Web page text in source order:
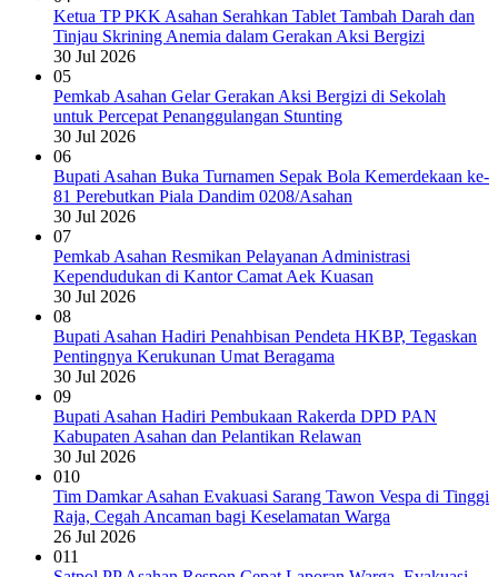
Ketua TP PKK Asahan Serahkan Tablet Tambah Darah dan
Tinjau Skrining Anemia dalam Gerakan Aksi Bergizi
30 Jul 2026
05
Pemkab Asahan Gelar Gerakan Aksi Bergizi di Sekolah
untuk Percepat Penanggulangan Stunting
30 Jul 2026
06
Bupati Asahan Buka Turnamen Sepak Bola Kemerdekaan ke-
81 Perebutkan Piala Dandim 0208/Asahan
30 Jul 2026
07
Pemkab Asahan Resmikan Pelayanan Administrasi
Kependudukan di Kantor Camat Aek Kuasan
30 Jul 2026
08
Bupati Asahan Hadiri Penahbisan Pendeta HKBP, Tegaskan
Pentingnya Kerukunan Umat Beragama
30 Jul 2026
09
Bupati Asahan Hadiri Pembukaan Rakerda DPD PAN
Kabupaten Asahan dan Pelantikan Relawan
30 Jul 2026
010
Tim Damkar Asahan Evakuasi Sarang Tawon Vespa di Tinggi
Raja, Cegah Ancaman bagi Keselamatan Warga
26 Jul 2026
011